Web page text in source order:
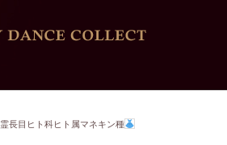
霊長目ヒト科ヒト属マネキン種